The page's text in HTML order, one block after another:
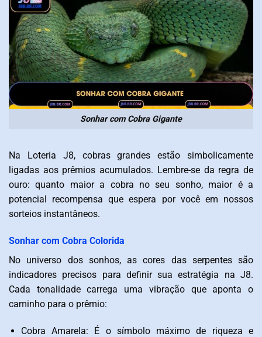
Sonhar com Cobra Gigante
Na Loteria J8, cobras grandes estão simbolicamente
ligadas aos prêmios acumulados. Lembre-se da regra de
ouro: quanto maior a cobra no seu sonho, maior é a
potencial recompensa que espera por você em nossos
sorteios instantâneos.
Sonhar com Cobra Colorida
No universo dos sonhos, as cores das serpentes são
indicadores precisos para definir sua estratégia na J8.
Cada tonalidade carrega uma vibração que aponta o
caminho para o prêmio:
Cobra Amarela: É o símbolo máximo de riqueza e